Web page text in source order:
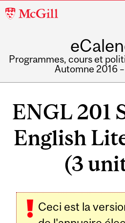
McGill
Programmes, cours et
Automne 2016
ENGL 201
English
(3
Ceci est la